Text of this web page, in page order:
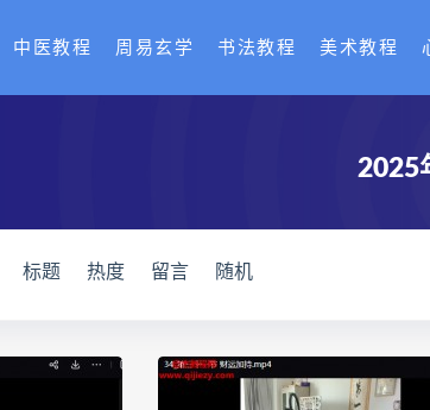
中医教程 周易玄学 书法教程 美术教程
2025
标题 热度 留言 随机